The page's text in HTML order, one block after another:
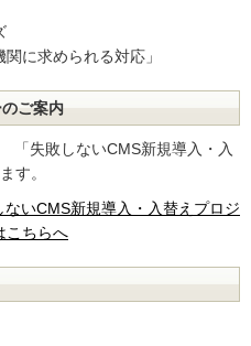
に求められる対応」
ご案内
失敗しないCMS新規導入・入
す。
いCMS新規導入・入替えプロジ
こちらへ